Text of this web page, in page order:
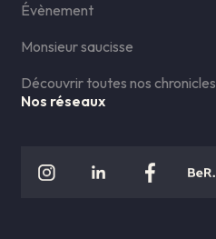
Évènement
Monsieur saucisse
Découvrir toutes nos chronicles
Nos réseaux